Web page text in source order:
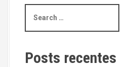
a
c
h
Posts recentes